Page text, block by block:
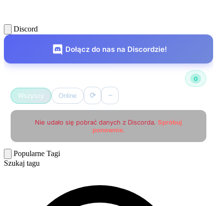
Discord
Dołącz do nas na Discordzie!
0
Wszyscy Online ⟳ −
Nie udało się pobrać danych z Discorda. Spróbuj
ponownie.
Popularne Tagi
Szukaj tagu